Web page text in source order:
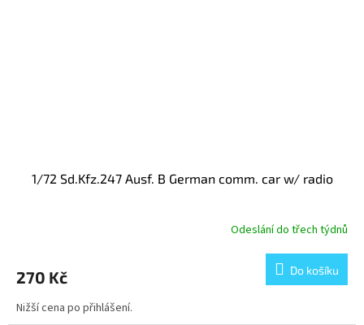
1/72 Sd.Kfz.247 Ausf. B German comm. car w/ radio
Odeslání do třech týdnů
270 Kč Do košíku
Nižší cena po přihlášení.